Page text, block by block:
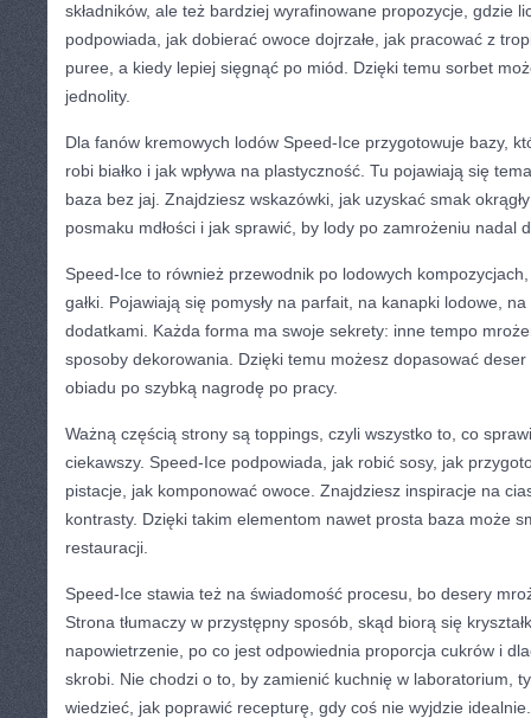
składników, ale też bardziej wyrafinowane propozycje, gdzie
podpowiada, jak dobierać owoce dojrzałe, jak pracować z
puree, a kiedy lepiej sięgnąć po miód. Dzięki temu sorbet
jednolity.
Dla fanów kremowych lodów Speed-Ice przygotowuje bazy,
robi białko i jak wpływa na plastyczność. Tu pojawiają się
baza bez jaj. Znajdziesz wskazówki, jak uzyskać smak
posmaku mdłości i jak sprawić, by lody po zamrożeniu nadal
Speed-Ice to również przewodnik po lodowych
gałki. Pojawiają się pomysły na parfait, na kanapki lodowe,
dodatkami. Każda forma ma swoje sekrety: inne tempo
sposoby dekorowania. Dzięki temu możesz dopasować
obiadu po szybką nagrodę po pracy.
Ważną częścią strony są toppings, czyli wszystko to, co
ciekawszy. Speed-Ice podpowiada, jak robić sosy, jak
pistacje, jak komponować owoce. Znajdziesz inspiracje na
kontrasty. Dzięki takim elementom nawet prosta baza może
restauracji.
Speed-Ice stawia też na świadomość procesu, bo desery
Strona tłumaczy w przystępny sposób, skąd biorą się
napowietrzenie, po co jest odpowiednia proporcja cukrów i
skrobi. Nie chodzi o to, by zamienić kuchnię w laboratorium,
wiedzieć, jak poprawić recepturę, gdy coś nie wyjdzie idealnie.